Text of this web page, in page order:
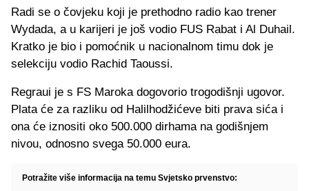
Radi se o čovjeku koji je prethodno radio kao trener
Wydada, a u karijeri je još vodio FUS Rabat i Al Duhail.
Kratko je bio i pomoćnik u nacionalnom timu dok je
selekciju vodio Rachid Taoussi.
Regraui je s FS Maroka dogovorio trogodišnji ugovor.
Plata će za razliku od Halilhodžićeve biti prava sića i
ona će iznositi oko 500.000 dirhama na godišnjem
nivou, odnosno svega 50.000 eura.
Potražite više informacija na temu Svjetsko prvenstvo: